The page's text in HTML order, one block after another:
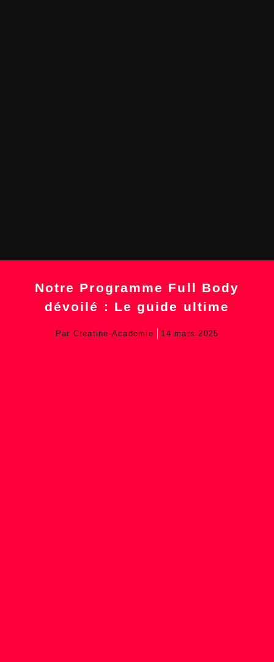
Notre Programme Full Body
dévoilé : Le guide ultime
Par Creatine-Academie 14 mars 2025